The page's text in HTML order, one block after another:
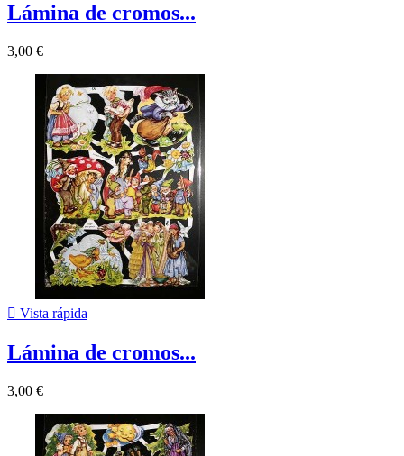
Lámina de cromos...
3,00 €
 Vista rápida
Lámina de cromos...
3,00 €